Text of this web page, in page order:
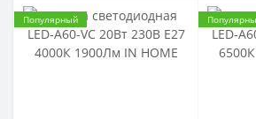
Популярный